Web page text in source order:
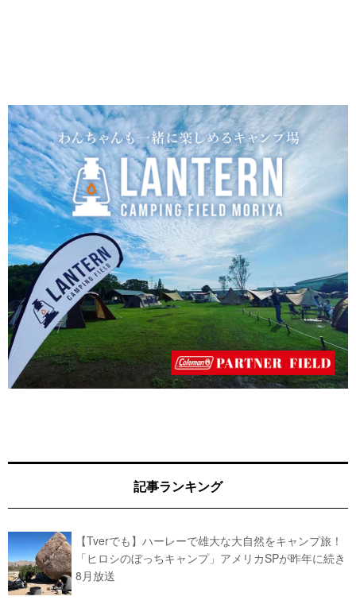
記事ランキング
【Tverでも】ハーレーで雄大な大自然をキャンプ旅！
「ヒロシのぼっちキャンプ」アメリカSPが昨年に続き
8月放送